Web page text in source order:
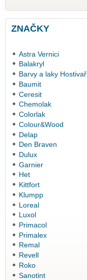
ZNAČKY
Astra Vernici
Balakryl
Barvy a laky Hostivař
Baumit
Ceresit
Chemolak
Colorlak
Colour&Wood
Delap
Den Braven
Dulux
Garnier
Het
Kittfort
Klumpp
Loreal
Luxol
Primacol
Primalex
Remal
Revell
Roko
Sanotint